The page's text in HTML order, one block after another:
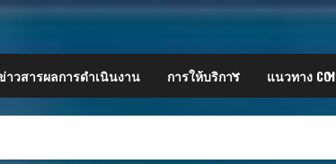
วสารผลการดำเนินงาน การให้บริการ แนวทาง COI